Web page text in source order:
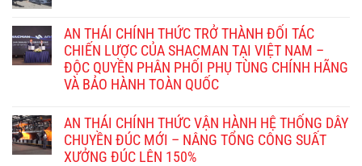
AN THÁI CHÍNH THỨC TRỞ THÀNH ĐỐI TÁC
CHIẾN LƯỢC CỦA SHACMAN TẠI VIỆT NAM –
ĐỘC QUYỀN PHÂN PHỐI PHỤ TÙNG CHÍNH HÃNG
VÀ BẢO HÀNH TOÀN QUỐC
AN THÁI CHÍNH THỨC VẬN HÀNH HỆ THỐNG DÂY
CHUYỀN ĐÚC MỚI – NÂNG TỔNG CÔNG SUẤT
XƯỞNG ĐÚC LÊN 150%